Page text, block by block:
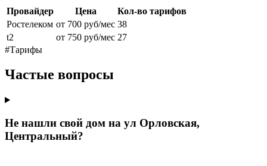
Провайдер Цена
Кол-во тарифов
Ростелеком от 700 руб/мес 38
t2
от 750 руб/мес 27
#Тарифы
Частые вопросы
Не нашли свой дом на ул Орловская,
Центральный?